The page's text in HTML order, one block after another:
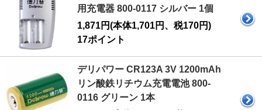
用充電器 800-0117 シルバー 1個
1,871円(本体1,701円、税170円)
17ポイント
デリパワー CR123A 3V 1200mAh
リン酸鉄リチウム充電電池 800-
0116 グリーン 1本